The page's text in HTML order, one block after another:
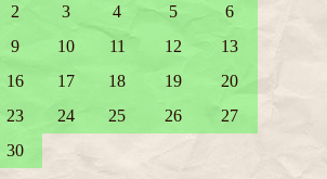
2 3 4 5
6
9 10 11 12
13
16 17 18 19
20
23 24 25 26
27
30